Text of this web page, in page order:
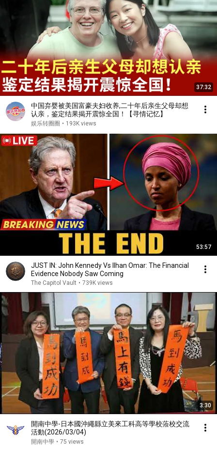
37:32
中国弃婴被美国富豪夫妇收养,二十年后亲生父母却想
认亲，鉴定结果揭开震惊全国！【寻情记忆】
娱乐转圈圈 • 193K views
53:57
JUST IN: John Kennedy Vs Ilhan Omar: The Financial
Evidence Nobody Saw Coming
The Capitol Vault • 739K views
3:30
開南中學-日本國沖繩縣立美來工科高等學校蒞校交流
活動(2026/03/04)
開南中學 • 75 views